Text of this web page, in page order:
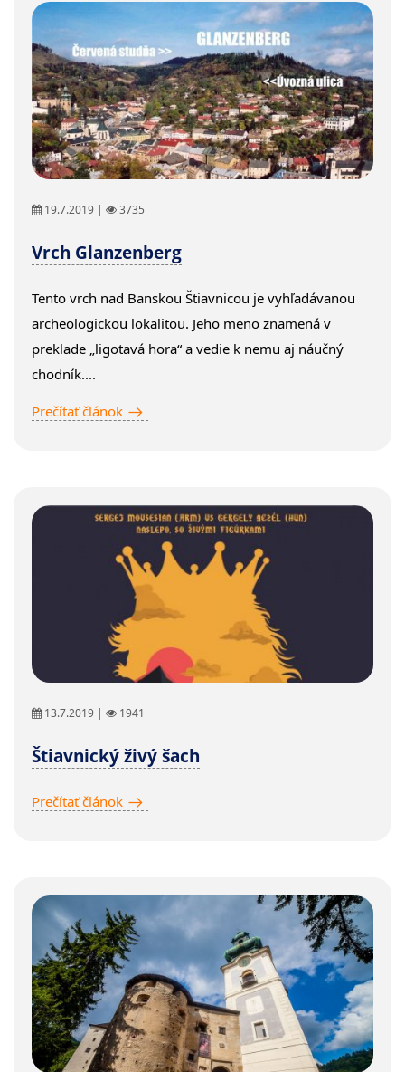
19.7.2019 | 3735
Vrch Glanzenberg
Tento vrch nad Banskou Štiavnicou je vyhľadávanou
archeologickou lokalitou. Jeho meno znamená v
preklade „ligotavá hora“ a vedie k nemu aj náučný
chodník....
Prečítať článok
13.7.2019 | 1941
Štiavnický živý šach
Prečítať článok